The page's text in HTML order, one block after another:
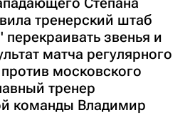
тренерский штаб
звенья и
матча регулярного
московского
тренер
команды Владимир